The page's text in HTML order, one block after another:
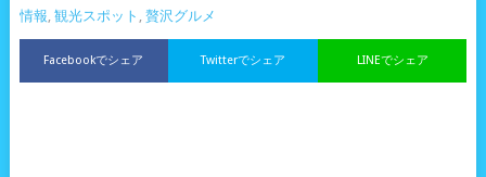
情報 観光スポット 贅沢グルメ
Facebookでシェア LINEでシェア
Twitterでシェア